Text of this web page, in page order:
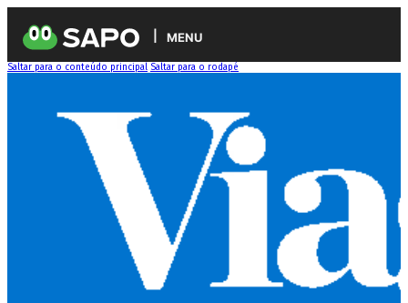
MENU
Saltar para o conteúdo principal Saltar para o rodapé